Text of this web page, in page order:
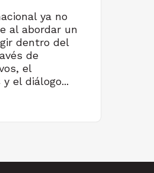
ya no
al abordar un
dentro del
de
el
el diálogo...